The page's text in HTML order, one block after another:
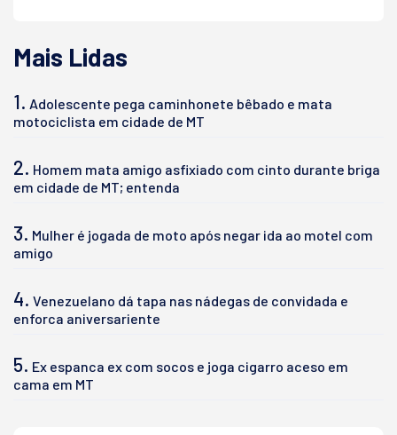
Mais Lidas
1. Adolescente pega caminhonete bêbado e mata
motociclista em cidade de MT
2. Homem mata amigo asfixiado com cinto durante briga
em cidade de MT; entenda
3. Mulher é jogada de moto após negar ida ao motel com
amigo
4. Venezuelano dá tapa nas nádegas de convidada e
enforca aniversariente
5. Ex espanca ex com socos e joga cigarro aceso em
cama em MT